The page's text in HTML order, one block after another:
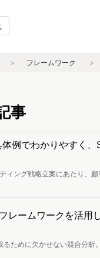
フレームワーク
事
例でわかりやすく
ィング戦略立案にあたり、
・弱みなどを踏まえた、効果的な
たい」方は最後までお読みく
レームワークを活用
るために欠かせない競合分析
役立つフレームワークやツ